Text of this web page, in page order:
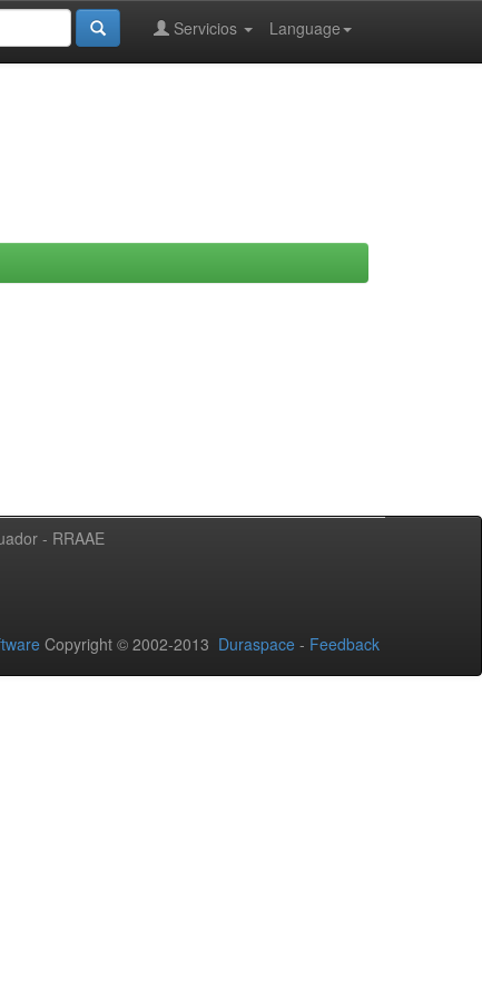
Language
Servicios
- RRAAE
Copyright © 2002-2013 Duraspace - Feedback